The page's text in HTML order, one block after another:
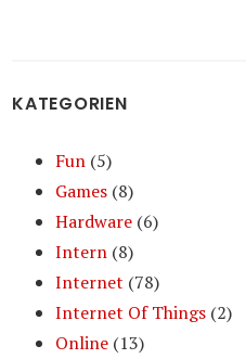
KATEGORIEN
Fun (5)
Games (8)
Hardware (6)
Intern (8)
Internet (78)
Internet Of Things (2)
Online (13)